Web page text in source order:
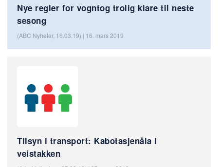
Nye regler for vogntog trolig klare til neste
sesong
(ABC Nyheter, 16.03.19) | 16. mars 2019
Tilsyn i transport: Kabotasjenåla i
veistakken